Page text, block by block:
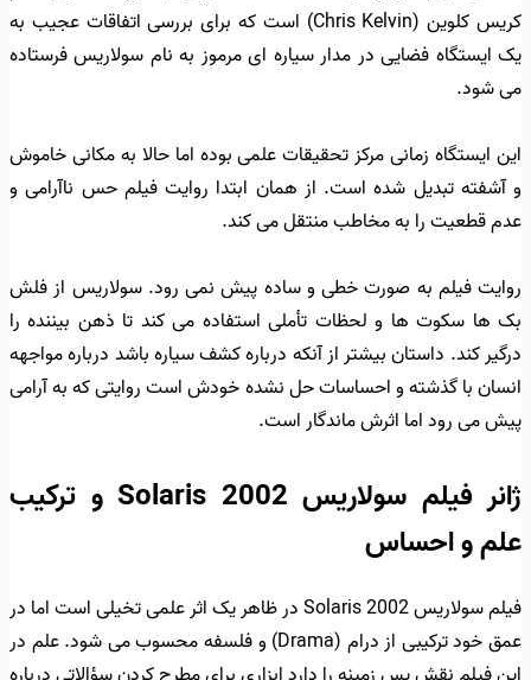
کریس کلوین (Chris Kelvin) است که برای بررسی اتفاقات عجیب به
یک ایستگاه فضایی در مدار سیاره ای مرموز به نام سولاریس فرستاده
می شود.
این ایستگاه زمانی مرکز تحقیقات علمی بوده اما حالا به مکانی خاموش
و آشفته تبدیل شده است. از همان ابتدا روایت فیلم حس ناآرامی و
عدم قطعیت را به مخاطب منتقل می کند.
روایت فیلم به صورت خطی و ساده پیش نمی رود. سولاریس از فلش
بک ها سکوت ها و لحظات تأملی استفاده می کند تا ذهن بیننده را
درگیر کند. داستان بیشتر از آنکه درباره کشف سیاره باشد درباره مواجهه
انسان با گذشته و احساسات حل نشده خودش است روایتی که به آرامی
پیش می رود اما اثرش ماندگار است.
ژانر فیلم سولاریس Solaris 2002 و ترکیب
علم و احساس
فیلم سولاریس Solaris 2002 در ظاهر یک اثر علمی تخیلی است اما در
عمق خود ترکیبی از درام (Drama) و فلسفه محسوب می شود. علم در